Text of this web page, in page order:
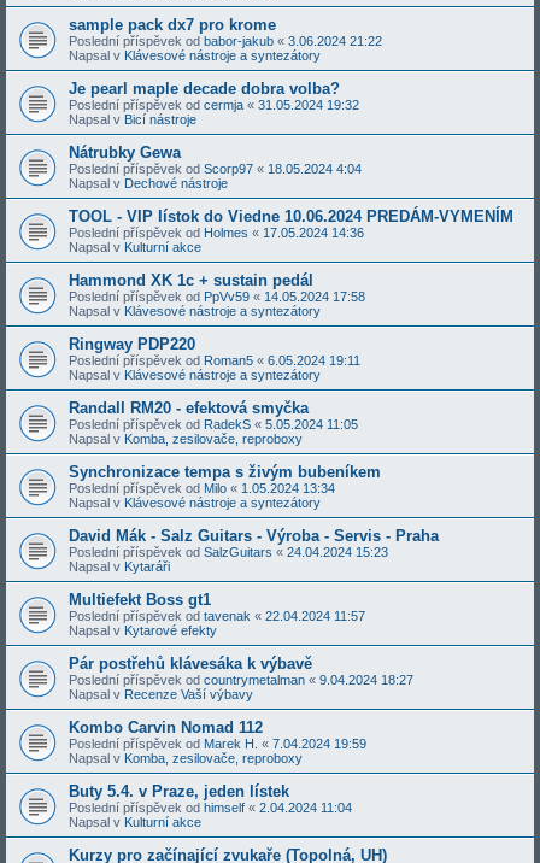
sample pack dx7 pro krome
Poslední příspěvek od babor-jakub « 3.06.2024 21:22
Napsal v Klávesové nástroje a syntezátory
Je pearl maple decade dobra volba?
Poslední příspěvek od cermja « 31.05.2024 19:32
Napsal v Bicí nástroje
Nátrubky Gewa
Poslední příspěvek od Scorp97 « 18.05.2024 4:04
Napsal v Dechové nástroje
TOOL - VIP lístok do Viedne 10.06.2024 PREDÁM-VYMENÍM
Poslední příspěvek od Holmes « 17.05.2024 14:36
Napsal v Kulturní akce
Hammond XK 1c + sustain pedál
Poslední příspěvek od PpVv59 « 14.05.2024 17:58
Napsal v Klávesové nástroje a syntezátory
Ringway PDP220
Poslední příspěvek od Roman5 « 6.05.2024 19:11
Napsal v Klávesové nástroje a syntezátory
Randall RM20 - efektová smyčka
Poslední příspěvek od RadekS « 5.05.2024 11:05
Napsal v Komba, zesilovače, reproboxy
Synchronizace tempa s živým bubeníkem
Poslední příspěvek od Milo « 1.05.2024 13:34
Napsal v Klávesové nástroje a syntezátory
David Mák - Salz Guitars - Výroba - Servis - Praha
Poslední příspěvek od SalzGuitars « 24.04.2024 15:23
Napsal v Kytaráři
Multiefekt Boss gt1
Poslední příspěvek od tavenak « 22.04.2024 11:57
Napsal v Kytarové efekty
Pár postřehů klávesáka k výbavě
Poslední příspěvek od countrymetalman « 9.04.2024 18:27
Napsal v Recenze Vaší výbavy
Kombo Carvin Nomad 112
Poslední příspěvek od Marek H. « 7.04.2024 19:59
Napsal v Komba, zesilovače, reproboxy
Buty 5.4. v Praze, jeden lístek
Poslední příspěvek od himself « 2.04.2024 11:04
Napsal v Kulturní akce
Kurzy pro začínající zvukaře (Topolná, UH)